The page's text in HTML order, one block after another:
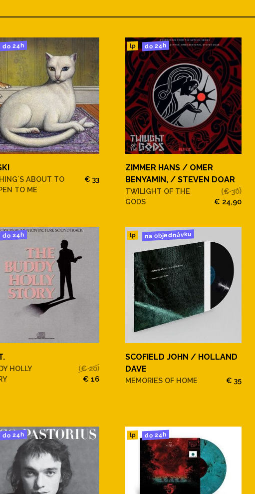
do 24h
ABOUT TO
TO ME
€ 33
lp do 24h
ZIMMER HANS / OMER
BENYAMIN, / STEVEN DOAR
TWILIGHT OF THE
GODS
(€ 30)
€ 24,90
do 24h
HOLLY
(€ 20)
€ 16
lp na objednávku
SCOFIELD JOHN / HOLLAND
DAVE
MEMORIES OF HOME € 35
do 24h lp do 24h